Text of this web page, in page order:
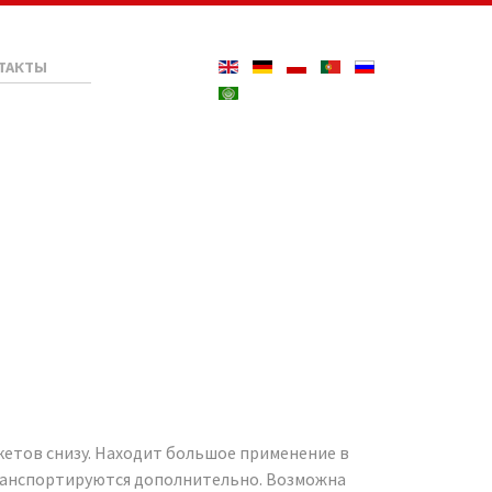
снизу. Находит большое применение в
дополнительно. Возможна